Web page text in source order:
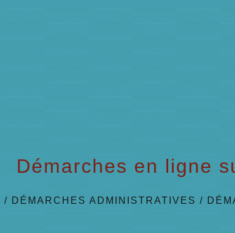
Démarches en ligne
/ DÉMARCHES ADMINISTRATIVES /